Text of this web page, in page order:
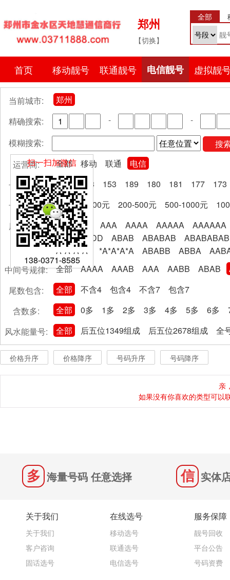
郑州
【切换】
全部
首页 移动靓号 联通靓号 电信靓号 虚拟靓
当前城市:
郑州
精确搜索:
-
-
模糊搜索:
搜
运营商:
全部 移动 联通
电信
号段分类:
全部 133 153 189 180 181 177
173
卡费区间:
全部 0-200元 200-500元 500-1000元
尾号规律:
全部 AA AAA AAAA AAAAA
AAAAAA
AABBCCDD
ABAB ABABAB
ABABABAB
A*A*A*A*
*A*A*A*A ABABB ABBA
中间号规律:
全部 AAAA AAAB AAA AABB ABAB
尾数包含:
全部 不含4 包含4 不含7
包含7
含数多:
全部 0多 1多 2多 3多 4多 5多 6多
风水能量号:
全部 后五位1349组成 后五位2678组成 全
价格升序 价格降序 号码升序 号码降序
亲
如果没有你喜欢的类型可以
海量号码 任意选择 实体
关于我们
关于我们
客户咨询
固话选号
在线选号
移动选号
联通选号
电信选号
服务保障
靓号回收
平台公告
号码资费
扫一扫加微信
138-0371-8585